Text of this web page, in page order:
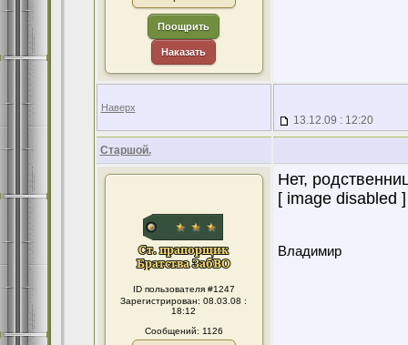
Поощрить
Наказать
Наверх
13.12.09 : 12:20
Старшой.
ID пользователя #1247
Зарегистрирован: 08.03.08 :
18:12
Сообщений: 1126
Нет,
[ image disabled ]
Владимир